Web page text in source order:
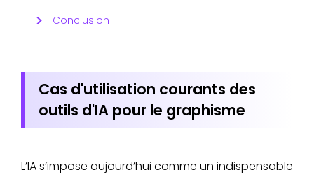
Conclusion
Cas d'utilisation courants des
outils d'IA pour le graphisme
L’IA s’impose aujourd’hui comme un indispensable